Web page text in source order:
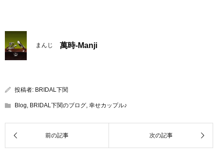
まんじ 萬時-Manji
投稿者: BRIDAL下関
Blog, BRIDAL下関のブログ, 幸せカップル♪